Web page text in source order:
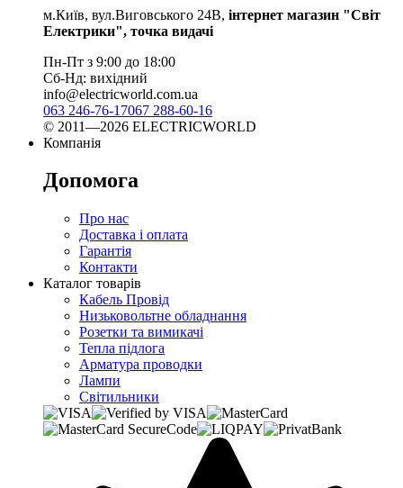
м.Київ, вул.Виговського 24В, інтернет магазин "Світ
Електрики", точка видачі
Пн-Пт з 9:00 до 18:00
Сб-Нд: вихідний
info@electricworld.com.ua
063 246-76-17067 288-60-16
© 2011—2026 ELECTRICWORLD
Компанія
Допомога
Про нас
Доставка і оплата
Гарантія
Контакти
Каталог товарів
Кабель Провід
Низьковольтне обладнання
Розетки та вимикачі
Тепла підлога
Арматура проводки
Лампи
Світильники